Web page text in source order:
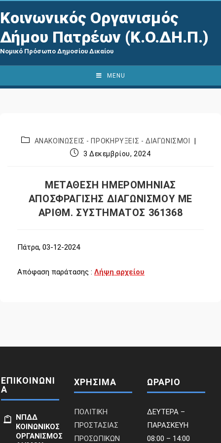
Κοινωνικός Οργανισμός
Δήμου Πατρέων (Κ.Ο.ΔΗ.Π.)
Νομικό Πρόσωπο Δημοσίου Δικαίου
MENU
ΑΝΑΚΟΙΝΩΣΕΙΣ - ΠΡΟΚΗΡΥΞΕΙΣ - ΔΙΑΓΩΝΙΣΜΟΙ
3 Δεκεμβρίου, 2024
ΜΕΤΑΘΕΣΗ ΗΜΕΡΟΜΗΝΙΑΣ
ΑΠΟΣΦΡΑΓΙΣΗΣ ΔΙΑΓΩΝΙΣΜΟΥ ΜΕ
ΑΡΙΘΜ. ΣΥΣΤΗΜΑΤΟΣ 361368
Πάτρα, 03-12-2024
Απόφαση παράτασης : Λήψη αρχείου
ΕΠΙΚΟΙΝΩΝΙ
Α
ΝΠΔΔ
ΚΟΙΝΩΝΙΚΟΣ
ΟΡΓΑΝΙΣΜΟΣ
ΧΡΗΣΙΜΑ
ΠΟΛΙΤΙΚΗ
ΠΡΟΣΤΑΣΙΑΣ
ΠΡΟΣΩΠΙΚΩΝ
ΩΡΑΡΙΟ
ΔΕΥΤΕΡΑ –
ΠΑΡΑΣΚΕΥΗ
08:00 – 14:00